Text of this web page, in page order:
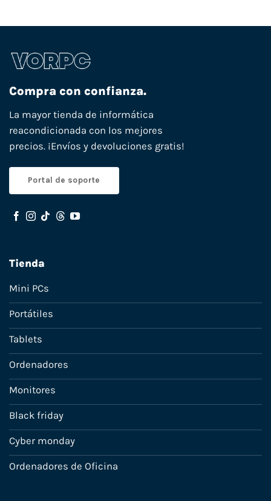
Compra con confianza.
La mayor tienda de informática
reacondicionada con los mejores
precios. ¡Envíos y devoluciones gratis!
Portal de soporte
Tienda
Mini PCs
Portátiles
Tablets
Ordenadores
Monitores
Black friday
Cyber monday
Ordenadores de Oficina